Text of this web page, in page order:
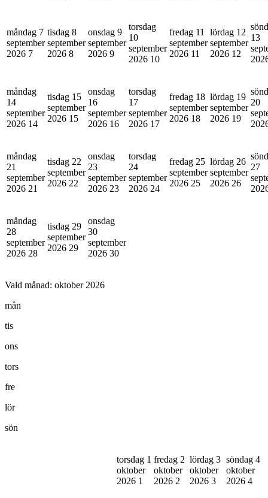
måndag 7
september
2026 7
tisdag 8
september
2026 8
onsdag 9
september
2026 9
torsdag
10
september
2026 10
fredag 11
september
2026 11
lördag 12
september
2026 12
13
måndag
14
september
2026 14
tisdag 15
september
2026 15
onsdag
16
september
2026 16
torsdag
17
september
2026 17
fredag 18
september
2026 18
lördag 19
september
2026 19
20
måndag
21
september
2026 21
tisdag 22
september
2026 22
onsdag
23
september
2026 23
torsdag
24
september
2026 24
fredag 25
september
2026 25
lördag 26
september
2026 26
27
måndag
28
september
2026 28
tisdag 29
september
2026 29
onsdag
30
september
2026 30
Vald månad: oktober 2026
mån
tis
ons
tors
fre
lör
sön
torsdag 1
oktober
2026 1
fredag 2
oktober
2026 2
lördag 3
oktober
2026 3
söndag 4
oktober
2026 4